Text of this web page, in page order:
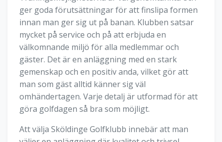
ger goda förutsättningar för att finslipa formen
innan man ger sig ut på banan. Klubben satsar
mycket på service och på att erbjuda en
välkomnande miljö för alla medlemmar och
gäster. Det är en anläggning med en stark
gemenskap och en positiv anda, vilket gör att
man som gäst alltid känner sig väl
omhändertagen. Varje detalj är utformad för att
göra golfdagen så bra som möjligt.
Att välja Sköldinge Golfklubb innebär att man